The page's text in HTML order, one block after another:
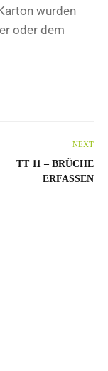
wurden
oder dem
NEXT
TT 11 – BRÜCHE
ERFASSEN